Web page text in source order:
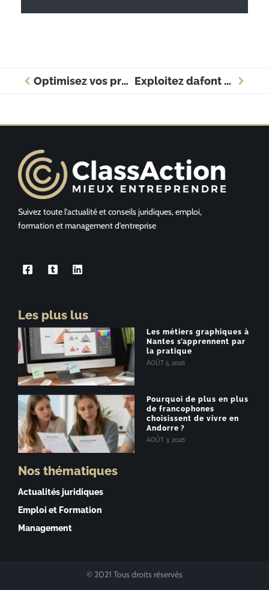
Optimisez vos présentations avec les puces pour un impact assuré en entreprise Exploitez dafont pour sublimer l’image de votre entreprise
Suivez toute l’actualité et conseils juridiques, emploi,
formation et management d’entreprise
Les plus lus
Les métiers graphiques à
Nantes s’apprennent par
la pratique
AOÛT 5, 2026
Pourquoi de plus en plus
de francophones
choisissent de vivre en
Andorre ?
AOÛT 3, 2026
Nos thématiques
Actualités juridiques
Emploi et Formation
Management
© 2021 Tous droits réservés